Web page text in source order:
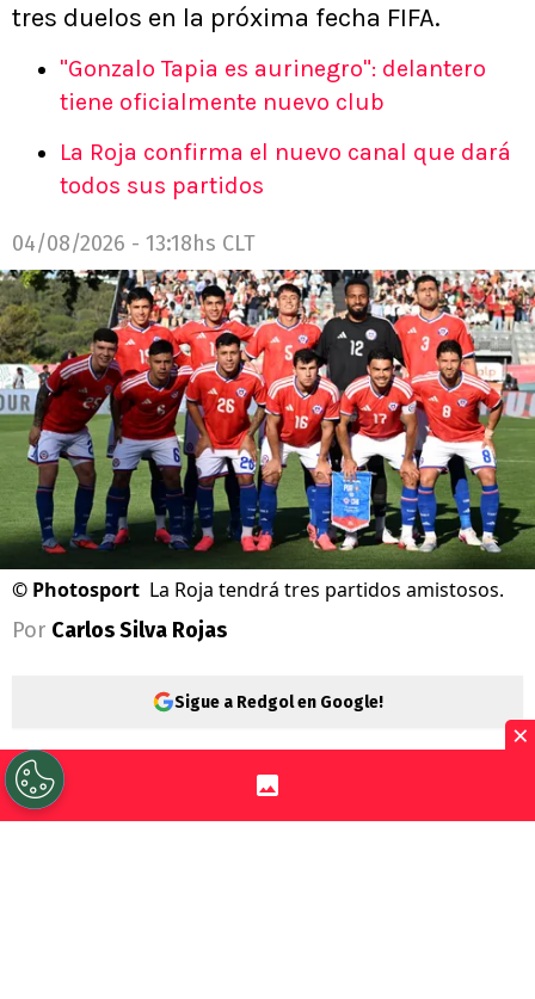
tres duelos en la próxima fecha FIFA.
"Gonzalo Tapia es aurinegro": delantero
tiene oficialmente nuevo club
La Roja confirma el nuevo canal que dará
todos sus partidos
04/08/2026 - 13:18hs CLT
© Photosport La Roja tendrá tres partidos amistosos.
Por Carlos Silva Rojas
Sigue a Redgol en Google!
Laselección chilenano tiene entrenador,
×